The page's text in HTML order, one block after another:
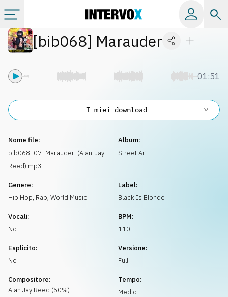
Categorie
Album
Playlist
Licenze
Info
[bib068] Marauder
01:51
Nome file:
bib068_07_Marauder_(Alan-Jay-
Reed).mp3
Album:
Street Art
Genere:
Hip Hop, Rap, World Music
Label:
Black Is Blonde
Vocali:
No
BPM:
110
Esplicito:
No
Versione:
Full
Compositore:
Alan Jay Reed (50%)
Tempo:
Medio
I miei download